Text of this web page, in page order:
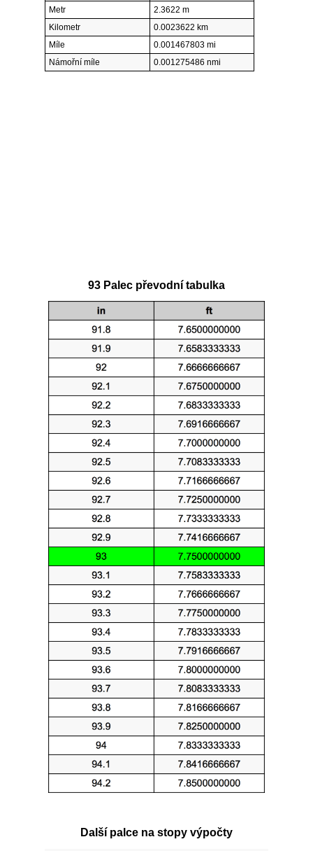
Metr
2.3622 m
Kilometr
0.0023622 km
Míle
0.001467803 mi
Námořní míle
0.001275486 nmi
93 Palec převodní tabulka
Další palce na stopy výpočty